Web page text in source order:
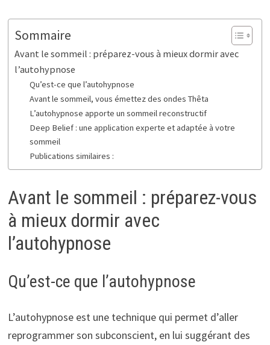
Sommaire
Avant le sommeil : préparez-vous à mieux dormir avec
l’autohypnose
Qu’est-ce que l’autohypnose
Avant le sommeil, vous émettez des ondes Thêta
L’autohypnose apporte un sommeil reconstructif
Deep Belief : une application experte et adaptée à votre
sommeil
Publications similaires :
Avant le sommeil : préparez-vous
à mieux dormir avec
l’autohypnose
Qu’est-ce que l’autohypnose
L’autohypnose est une technique qui permet d’aller
reprogrammer son subconscient, en lui suggérant des